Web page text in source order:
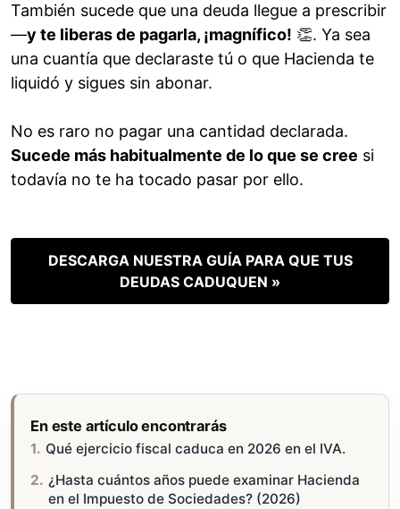
También sucede que una deuda llegue a prescribir
—y te liberas de pagarla, ¡magnífico! 👏. Ya sea
una cuantía que declaraste tú o que Hacienda te
liquidó y sigues sin abonar.
No es raro no pagar una cantidad declarada.
Sucede más habitualmente de lo que se cree si
todavía no te ha tocado pasar por ello.
DESCARGA NUESTRA GUÍA PARA QUE TUS
DEUDAS CADUQUEN »
En este artículo encontrarás
Qué ejercicio fiscal caduca en 2026 en el IVA.
¿Hasta cuántos años puede examinar Hacienda
en el Impuesto de Sociedades? (2026)